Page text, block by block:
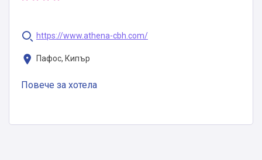
https://www.athena-cbh.com/
Пафос, Кипър
Повече за хотела